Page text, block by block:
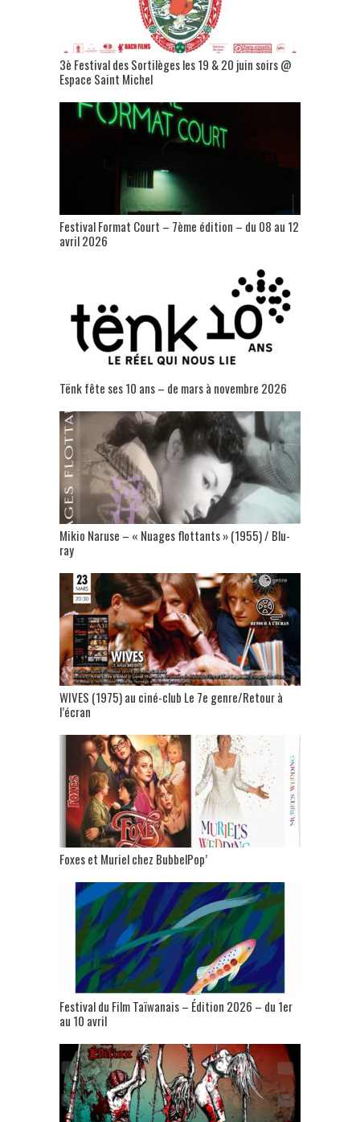
3è Festival des Sortilèges les 19 & 20 juin soirs @
Espace Saint Michel
Festival Format Court – 7ème édition – du 08 au 12
avril 2026
Tënk fête ses 10 ans – de mars à novembre 2026
Mikio Naruse – « Nuages flottants » (1955) / Blu-
ray
WIVES (1975) au ciné-club Le 7e genre/Retour à
l’écran
Foxes et Muriel chez BubbelPop’
Festival du Film Taïwanais – Édition 2026 – du 1er
au 10 avril